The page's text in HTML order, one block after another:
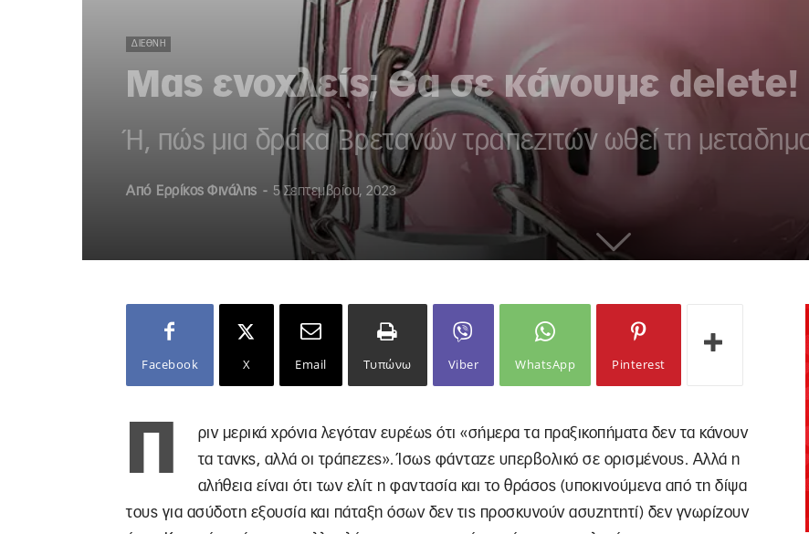
ΔΙΕΘΝΉ
Μας ενοχλείς; Θα σε κάνουμε delete!
Ή, πώς μια δράκα Βρετανών τραπεζιτών ωθεί τη
Από Ερρίκος Φινάλης - 5 Σεπτεμβρίου, 2023
Facebook X Email Τυπώνω Viber WhatsApp Pinterest
Π
ριν μερικά χρόνια λεγόταν ευρέως ότι «σήμερα τα πραξικοπήματα δεν τα κάνουν
τα τανκς, αλλά οι τράπεζες». Ίσως φάνταζε υπερβολικό σε ορισμένους. Αλλά η
αλήθεια είναι ότι των ελίτ η φαντασία και το θράσος (υποκινούμενα από τη δίψα
τους για ασύδοτη εξουσία και πάταξη όσων δεν τις προσκυνούν ασυζητητί) δεν γνωρίζουν